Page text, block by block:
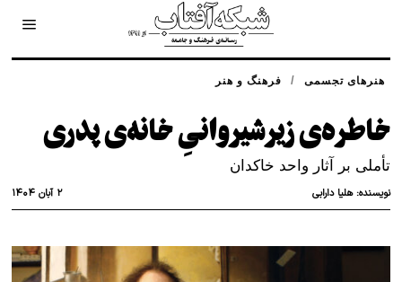
فرهنگ و هنر / هنرهای تجسمی
خاطره‌ی زیرشیروانیِ خانه‌ی پدری
تأملی بر آثار واحد خاکدان
نویسنده:هلیا دارابی ۲ آبان ۱۴۰۴